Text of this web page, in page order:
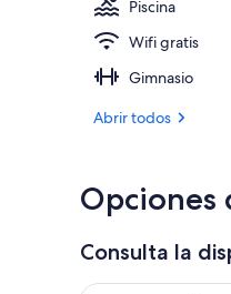
Piscina
Wifi gratis
Gimnasio
Abrir todos
Opciones
Consulta la